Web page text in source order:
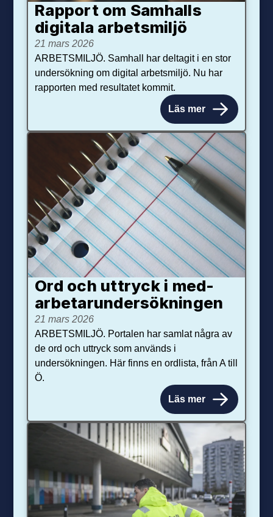
Rapport om Samhalls
digitala arbetsmiljö
21 mars 2026
ARBETSMILJÖ. Samhall har deltagit i en stor
undersökning om digital arbetsmiljö. Nu har
rapporten med resultatet kommit.
Läs mer
Ord och uttryck i med­­
arbetar­­under­sökningen
21 mars 2026
ARBETSMILJÖ. Portalen har samlat några av
de ord och uttryck som används i
undersökningen. Här finns en ordlista, från A till
Ö.
Läs mer